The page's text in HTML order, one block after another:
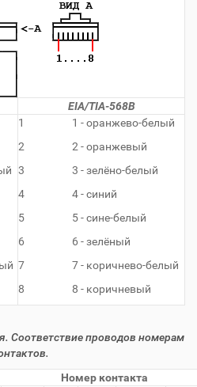
EIA/TIA-568B
1
1 - оранжево-белый
2
2 - оранжевый
3
3 - зелёно-белый
4
4 - синий
5
5 - сине-белый
6
6 - зелёный
7
7 - коричнево-белый
8
8 - коричневый
Соответствие проводов номерам
Номер контакта